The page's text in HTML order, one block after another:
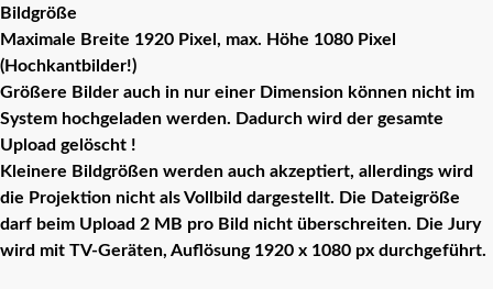
Bildgröße
Maximale Breite 1920 Pixel, max. Höhe 1080 Pixel
(Hochkantbilder!)
Größere Bilder auch in nur einer Dimension können nicht im
System hochgeladen werden. Dadurch wird der gesamte
Upload gelöscht !
Kleinere Bildgrößen werden auch akzeptiert, allerdings wird
die Projektion nicht als Vollbild dargestellt. Die Dateigröße
darf beim Upload 2 MB pro Bild nicht überschreiten. Die Jury
wird mit TV-Geräten, Auflösung 1920 x 1080 px durchgeführt.